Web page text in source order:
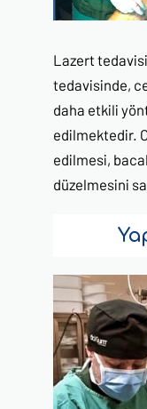
Lazert
tedavisinde,
daha etkili
edilmektedir.
edilmesi,
düzelmesini